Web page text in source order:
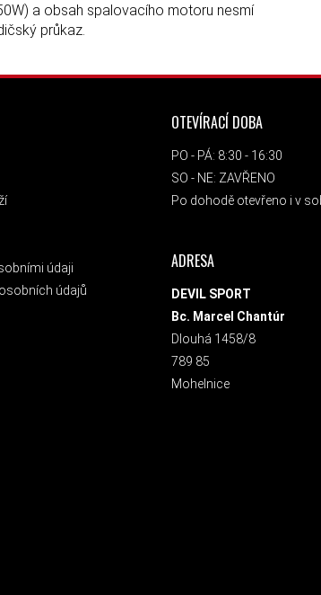
a obsah spalovacího motoru nesmí
průkaz.
údaji
údajů
OTEVÍRACÍ DOBA
PO - PÁ: 8:30 - 16:30
SO - NE: ZAVŘENO
Po dohodě otevřeno i v
ADRESA
DEVIL SPORT
Bc. Marcel Chantúr
Dlouhá 1458/8
789 85
Mohelnice